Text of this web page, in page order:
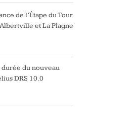
de l’Étape du Tour
et La Plagne
durée du nouveau
DRS 10.0